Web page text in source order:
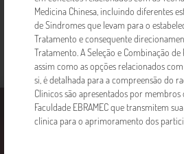
Faculdade EBRAMEC Cursos
Medicina Chinesa, incluindo diferentes
de Síndromes que levam para o
Tratamento e consequente
Tratamento. A Seleção e Combinação
assim como as opções relacionados
si, é detalhada para a compreensão do
Clínicos são apresentados por
Faculdade EBRAMEC que transmitem
clínica para o aprimoramento dos